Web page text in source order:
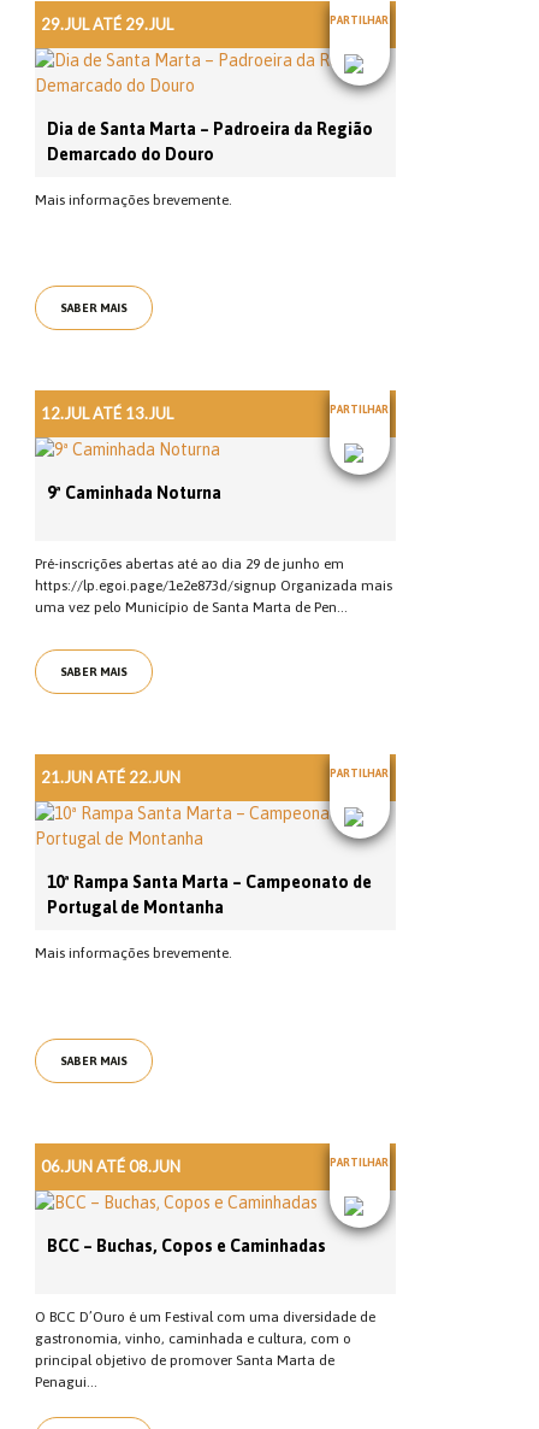
29.JUL ATÉ 29.JUL PARTILHAR
Dia de Santa Marta – Padroeira da Região
Demarcado do Douro
Mais informações brevemente.
SABER MAIS
12.JUL ATÉ 13.JUL PARTILHAR
9ª Caminhada Noturna
Pré-inscrições abertas até ao dia 29 de junho em
https://lp.egoi.page/1e2e873d/signup Organizada mais
uma vez pelo Município de Santa Marta de Pen...
SABER MAIS
21.JUN ATÉ 22.JUN PARTILHAR
10ª Rampa Santa Marta – Campeonato de
Portugal de Montanha
Mais informações brevemente.
SABER MAIS
06.JUN ATÉ 08.JUN PARTILHAR
BCC – Buchas, Copos e Caminhadas
O BCC D’Ouro é um Festival com uma diversidade de
gastronomia, vinho, caminhada e cultura, com o
principal objetivo de promover Santa Marta de
Penagui...